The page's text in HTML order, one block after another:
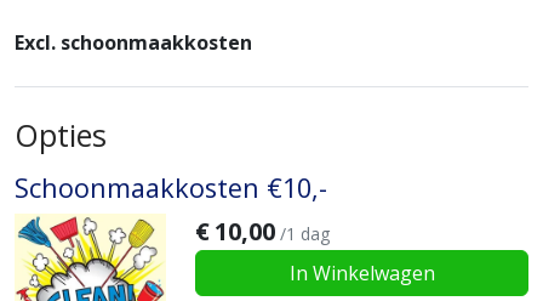
Excl. schoonmaakkosten
Opties
Schoonmaakkosten €10,-
€10,00 /1 dag
In Winkelwagen